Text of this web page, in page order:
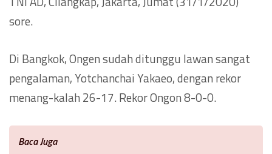
sore.
Di Bangkok, Ongen sudah ditunggu lawan sangat
pengalaman, Yotchanchai Yakaeo, dengan rekor
menang-kalah 26-17. Rekor Ongon 8-0-0.
Baca Juga